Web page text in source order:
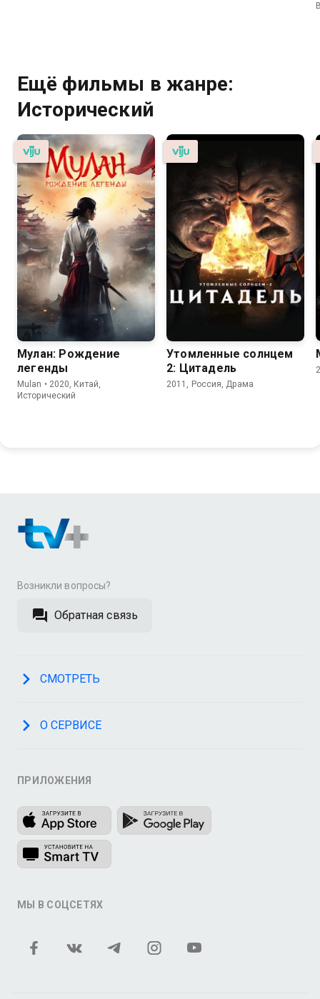
Ещё фильмы в жанре:
Исторический
Мулан: Рождение
легенды
Mulan • 2020, Китай,
Исторический
Утомленные солнцем
2: Цитадель
2011, Россия, Драма
Возникли вопросы?
Обратная связь
СМОТРЕТЬ
О СЕРВИСЕ
ПРИЛОЖЕНИЯ
МЫ В СОЦСЕТЯХ